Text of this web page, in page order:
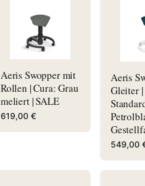
Aeris Swopper mit
Rollen | Cura: Grau
meliert | SALE
619,00 €
Aeris
Gleiter |
549,00